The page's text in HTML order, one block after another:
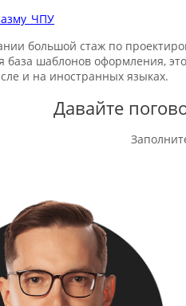
большой стаж по
база шаблонов оформления,
и на иностранных языках.
Давайте